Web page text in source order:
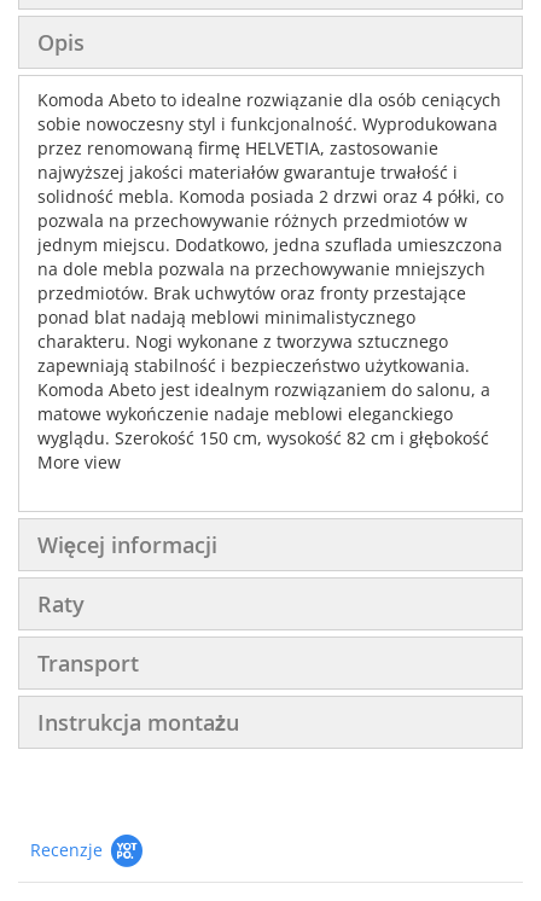
Opis
Komoda Abeto to idealne rozwiązanie dla osób ceniących
sobie nowoczesny styl i funkcjonalność. Wyprodukowana
przez renomowaną firmę HELVETIA, zastosowanie
najwyższej jakości materiałów gwarantuje trwałość i
solidność mebla. Komoda posiada 2 drzwi oraz 4 półki, co
pozwala na przechowywanie różnych przedmiotów w
jednym miejscu. Dodatkowo, jedna szuflada umieszczona
na dole mebla pozwala na przechowywanie mniejszych
przedmiotów. Brak uchwytów oraz fronty przestające
ponad blat nadają meblowi minimalistycznego
charakteru. Nogi wykonane z tworzywa sztucznego
zapewniają stabilność i bezpieczeństwo użytkowania.
Komoda Abeto jest idealnym rozwiązaniem do salonu, a
matowe wykończenie nadaje meblowi eleganckiego
wyglądu. Szerokość 150 cm, wysokość 82 cm i głębokość
42 cm sprawiają, że mebel jest odpowiednio przestronny
More view
Więcej informacji
Raty
Transport
Instrukcja montażu
Recenzje